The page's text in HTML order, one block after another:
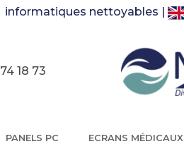
informatiques nettoyables |
18 73
PANELS PC ECRANS MÉDICAUX